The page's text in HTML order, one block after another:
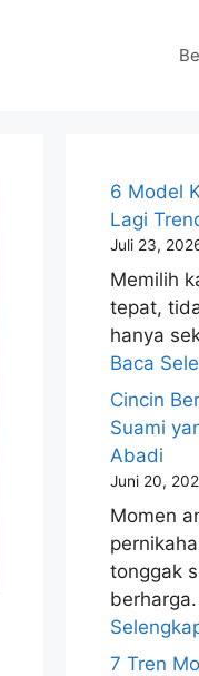
6 Model
Lagi
Juli 23,
Memilih
tepat,
hanya
Baca
Cincin
Suami
Abadi
Juni 20,
Momen
tonggak
7 Tren